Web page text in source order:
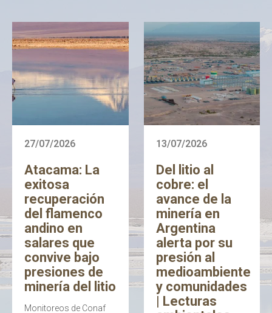
27/07/2026
Atacama: La
exitosa
recuperación
del flamenco
andino en
salares que
convive bajo
presiones de
minería del litio
Monitoreos de Conaf
13/07/2026
Del litio al
cobre: el
avance de la
minería en
Argentina
alerta por su
presión al
medioambiente
y comunidades
| Lecturas